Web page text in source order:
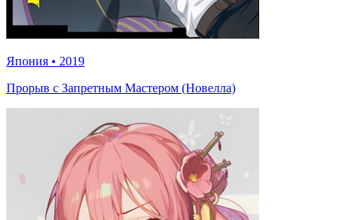
Япония • 2019
Прорыв с Запретным Мастером (Новелла)